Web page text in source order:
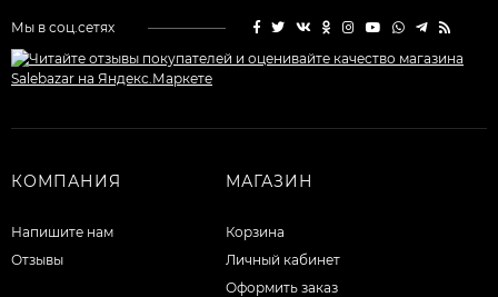
Мы в соц.сетях
КОМПАНИЯ
Напишите нам
Отзывы
МАГАЗИН
Корзина
Личный кабинет
Оформить заказ